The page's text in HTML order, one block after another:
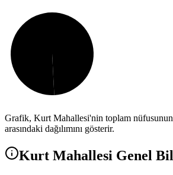
Grafik, Kurt Mahallesi'nin toplam
arasındaki dağılımını gösterir.
Kurt Mahallesi Genel